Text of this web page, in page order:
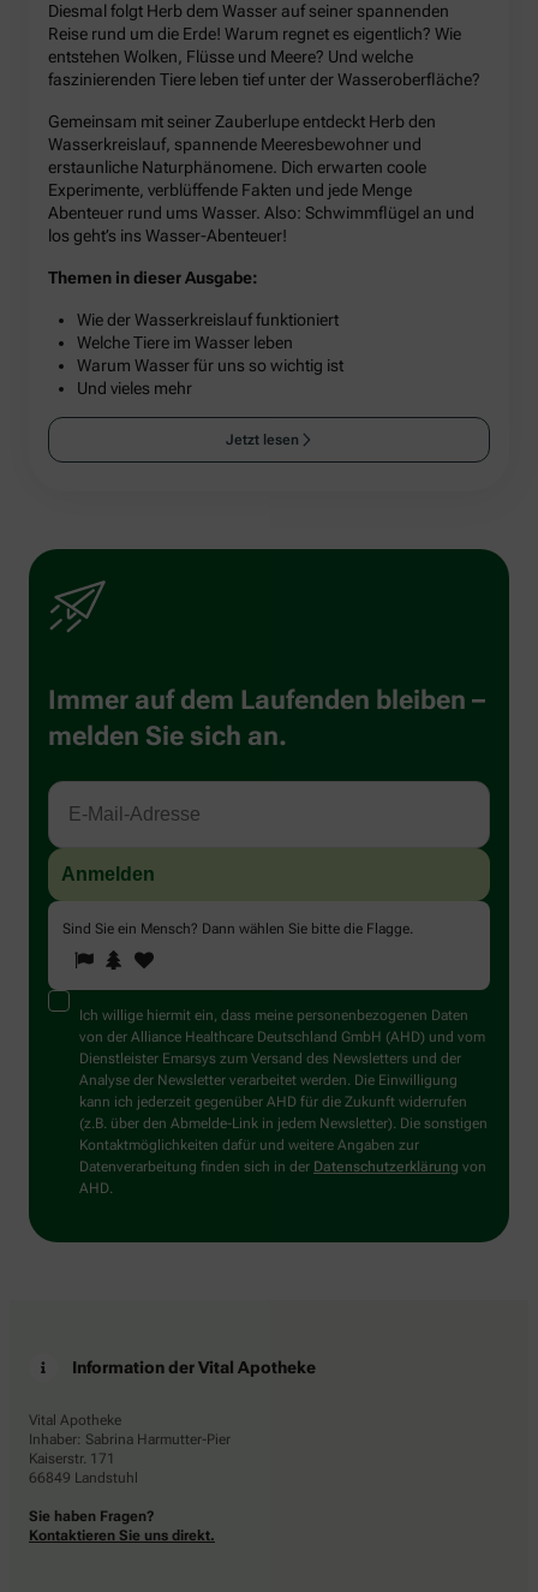
Diesmal folgt Herb dem Wasser auf seiner spannenden
Reise rund um die Erde! Warum regnet es eigentlich? Wie
entstehen Wolken, Flüsse und Meere? Und welche
faszinierenden Tiere leben tief unter der Wasseroberfläche?
Gemeinsam mit seiner Zauberlupe entdeckt Herb den
Wasserkreislauf, spannende Meeresbewohner und
erstaunliche Naturphänomene. Dich erwarten coole
Experimente, verblüffende Fakten und jede Menge
Abenteuer rund ums Wasser. Also: Schwimmflügel an und
los geht’s ins Wasser-Abenteuer!
Themen in dieser Ausgabe:
Wie der Wasserkreislauf funktioniert
Welche Tiere im Wasser leben
Warum Wasser für uns so wichtig ist
Und vieles mehr
Jetzt lesen
Immer auf dem Laufenden bleiben –
melden Sie sich an.
Sind Sie ein Mensch? Dann wählen Sie bitte die Flagge.
Sind
Sie
ein
Mensch?
Dann
wählen
Sie
bitte
die
Flagge.
1 2
Ich willige hiermit ein, dass meine personenbezogenen Daten
von der Alliance Healthcare Deutschland GmbH (AHD) und vom
Dienstleister Emarsys zum Versand des Newsletters und der
Analyse der Newsletter verarbeitet werden. Die Einwilligung
kann ich jederzeit gegenüber AHD für die Zukunft widerrufen
(z.B. über den Abmelde-Link in jedem Newsletter). Die sonstigen
Kontaktmöglichkeiten dafür und weitere Angaben zur
Datenverarbeitung finden sich in der Datenschutzerklärung von
AHD.
Information der Vital Apotheke
Vital Apotheke
Inhaber: Sabrina Harmutter-Pier
Kaiserstr. 171
66849 Landstuhl
Sie haben Fragen?
Kontaktieren Sie uns direkt.